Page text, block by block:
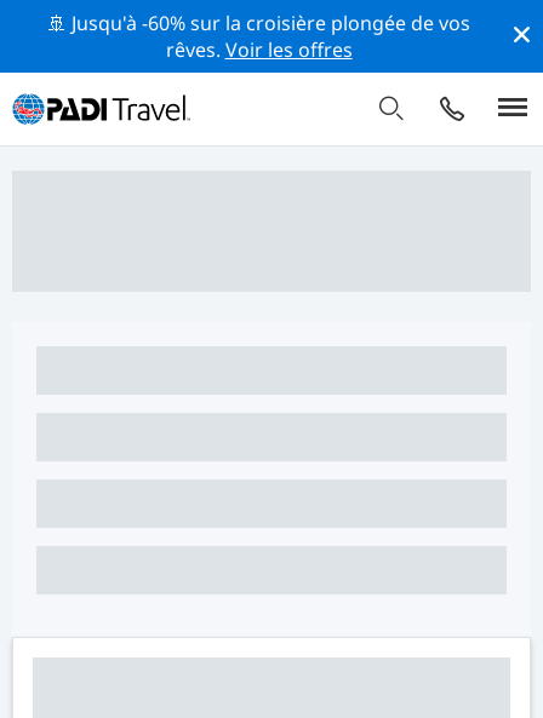
🚢 Jusqu'à -60% sur la croisière plongée de vos
rêves. Voir les offres